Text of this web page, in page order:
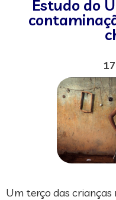
Estudo do
Um terço das crianças